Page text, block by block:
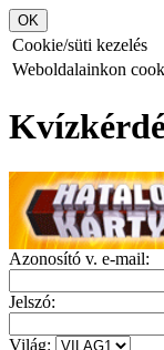
Cookie/süti kezelés
Weboldalainkon
Azonosító v. e-mail:
Jelszó:
Világ: